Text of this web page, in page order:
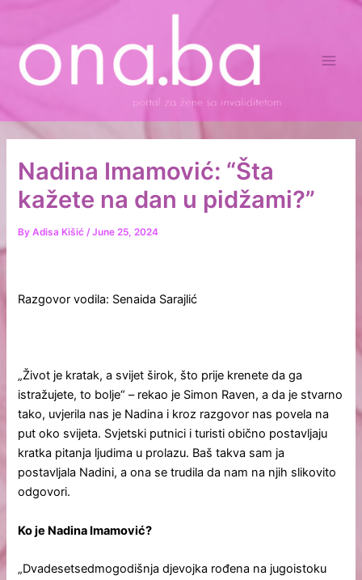
content
Nadina Imamović: “Šta
kažete na dan u pidžami?”
ByAdisa Kišić /June 25, 2024
Razgovor vodila: Senaida Sarajlić
„Život je kratak, a svijet širok, što prije krenete da ga
istražujete, to bolje“ – rekao je Simon Raven, a da je stvarno
tako, uvjerila nas je Nadina i kroz razgovor nas povela na
put oko svijeta. Svjetski putnici i turisti obično postavljaju
kratka pitanja ljudima u prolazu. Baš takva sam ja
postavljala Nadini, a ona se trudila da nam na njih slikovito
odgovori.
Ko je Nadina Imamović?
„Dvadesetsedmogodišnja djevojka rođena na jugoistoku